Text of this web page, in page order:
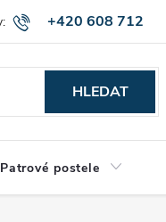
+420 608 712
Montáž a výnos zboží
HLEDAT
Patrové postele